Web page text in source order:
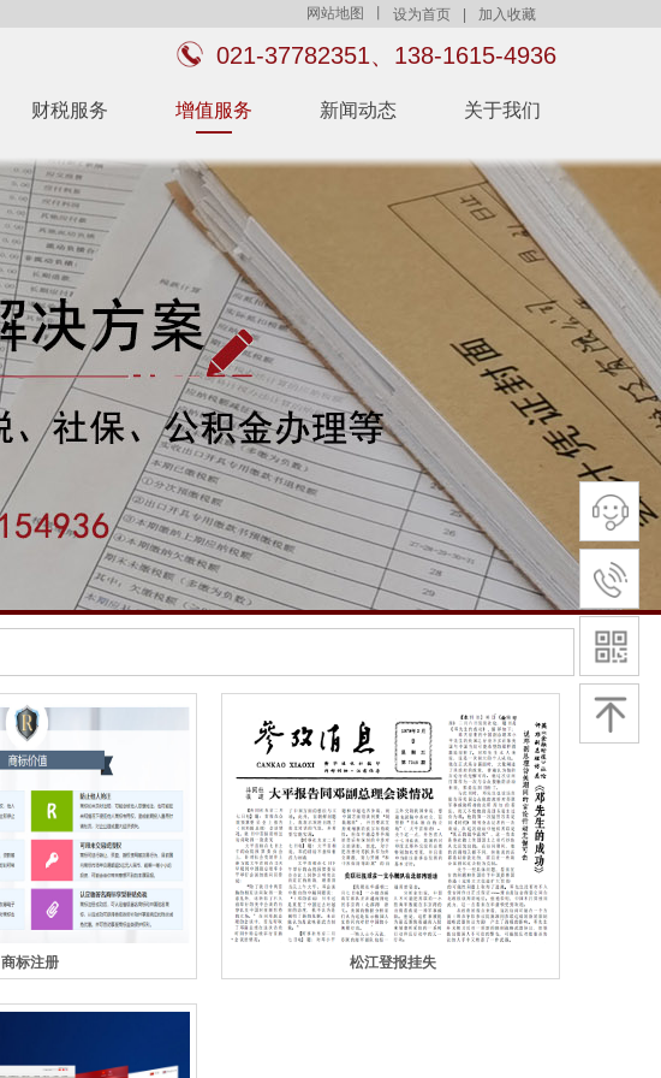
021-37782351、138-1615-4936
财税服务 增值服务 新闻动态 关于我们
网站地图 设为首页 加入收藏
商标注册 松江登报挂失